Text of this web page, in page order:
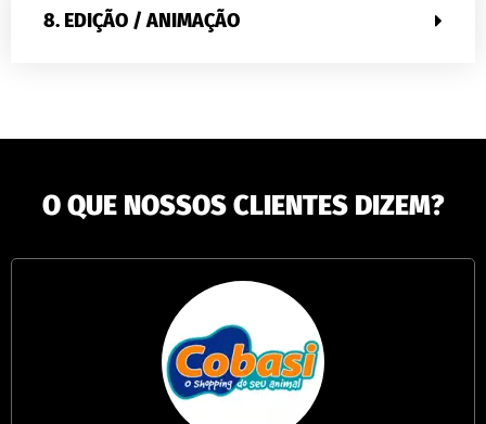
8. EDIÇÃO / ANIMAÇÃO
O QUE NOSSOS CLIENTES DIZEM?